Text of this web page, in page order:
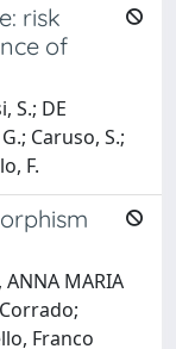
risk
of
S.; DE
Caruso, S.;
F.
MARIA
Franco